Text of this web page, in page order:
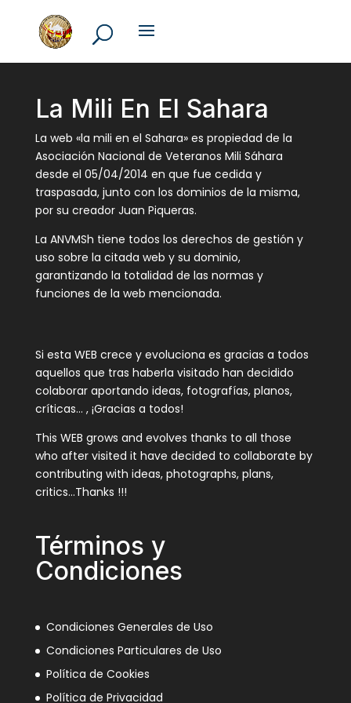
La Mili En El Sahara
La web «la mili en el Sahara» es propiedad de la
Asociación Nacional de Veteranos Mili Sáhara
desde el 05/04/2014 en que fue cedida y
traspasada, junto con los dominios de la misma,
por su creador Juan Piqueras.
La ANVMSh tiene todos los derechos de gestión y
uso sobre la citada web y su dominio,
garantizando la totalidad de las normas y
funciones de la web mencionada.
Si esta WEB crece y evoluciona es gracias a todos
aquellos que tras haberla visitado han decidido
colaborar aportando ideas, fotografías, planos,
críticas… , ¡Gracias a todos!
This WEB grows and evolves thanks to all those
who after visited it have decided to collaborate by
contributing with ideas, photographs, plans,
critics…Thanks !!!
Términos y
Condiciones
Condiciones Generales de Uso
Condiciones Particulares de Uso
Política de Cookies
Política de Privacidad